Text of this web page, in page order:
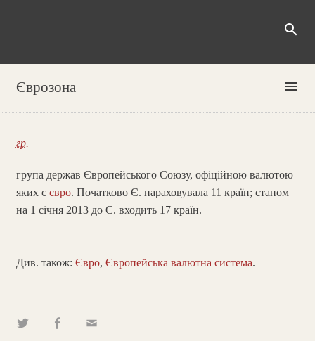
search
Єврозона menu
гр.
група держав Європейського Союзу, офіційною валютою
яких є євро. Початково Є. нараховувала 11 країн; станом
на 1 січня 2013 до Є. входить 17 країн.
Див. також: Євро, Європейська валютна система.